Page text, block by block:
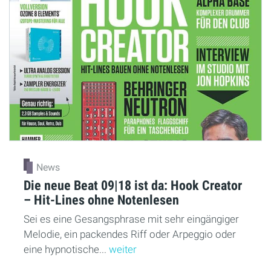
News
Die neue Beat 09|18 ist da: Hook Creator
– Hit-Lines ohne Notenlesen
Sei es eine Gesangsphrase mit sehr eingängiger
Melodie, ein packendes Riff oder Arpeggio oder
eine hypnotische... weiter